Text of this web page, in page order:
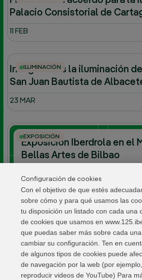
Palacio Consistorial de
11 FEB
ILUMINACIÓN
Inauguramos la iluminación
San Juan Bautista de
23 MAR
EXPOSICIÓN
Exposición Iberdrola en el
Bellas Artes de Bilbao
Configuración de cookies
Con el objetivo de que estés
sobre cómo y para qué usamos las
tu disposición un listado con cada una
de cookies que usamos en
que puedas saber más sobre cada
cambiar su configuración. Ten en
de algunos tipos de cookies puede
de navegación por la web (por
reproducir videos de YouTube) Para